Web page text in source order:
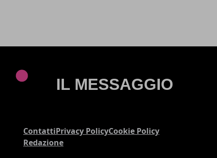
ContattiPrivacy PolicyCookie Policy
Redazione